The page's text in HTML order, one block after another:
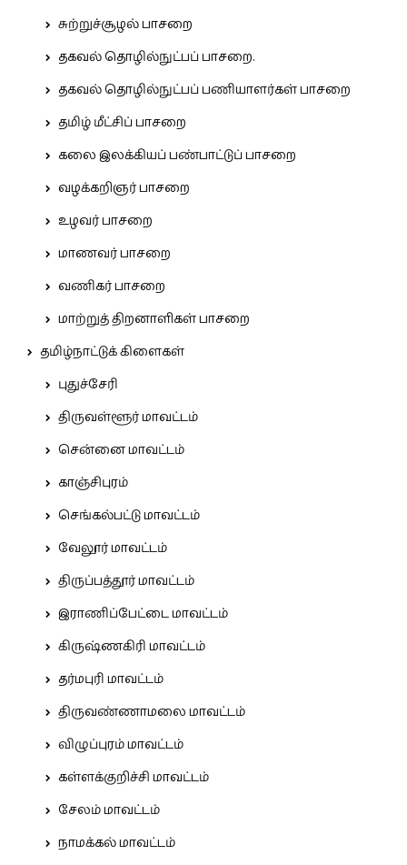
சுற்றுச்சூழல் பாசறை
தகவல் தொழில்நுட்பப் பாசறை.
தகவல் தொழில்நுட்பப் பணியாளர்கள் பாசறை
தமிழ் மீட்சிப் பாசறை
கலை இலக்கியப் பண்பாட்டுப் பாசறை
வழக்கறிஞர் பாசறை
உழவர் பாசறை
மாணவர் பாசறை
வணிகர் பாசறை
மாற்றுத் திறனாளிகள் பாசறை
தமிழ்நாட்டுக் கிளைகள்
புதுச்சேரி
திருவள்ளூர் மாவட்டம்
சென்னை மாவட்டம்
காஞ்சிபுரம்
செங்கல்பட்டு மாவட்டம்
வேலூர் மாவட்டம்
திருப்பத்தூர் மாவட்டம்
இராணிப்பேட்டை மாவட்டம்
கிருஷ்ணகிரி மாவட்டம்
தர்மபுரி மாவட்டம்
திருவண்ணாமலை மாவட்டம்
விழுப்புரம் மாவட்டம்
கள்ளக்குறிச்சி மாவட்டம்
சேலம் மாவட்டம்
நாமக்கல் மாவட்டம்